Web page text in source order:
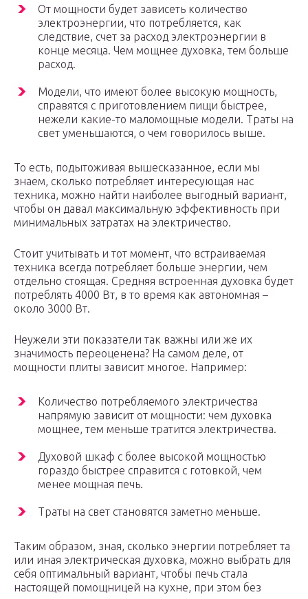
От мощности будет зависеть количество
электроэнергии, что потребляется, как
следствие, счет за расход электроэнергии в
конце месяца. Чем мощнее духовка, тем больше
расход.
Модели, что имеют более высокую мощность,
справятся с приготовлением пищи быстрее,
нежели какие-то маломощные модели. Траты на
свет уменьшаются, о чем говорилось выше.
То есть, подытоживая вышесказанное, если мы
знаем, сколько потребляет интересующая нас
техника, можно найти наиболее выгодный вариант,
чтобы он давал максимальную эффективность при
минимальных затратах на электричество.
Стоит учитывать и тот момент, что встраиваемая
техника всегда потребляет больше энергии, чем
отдельно стоящая. Средняя встроенная духовка будет
потреблять 4000 Вт, в то время как автономная –
около 3000 Вт.
Неужели эти показатели так важны или же их
значимость переоценена? На самом деле, от
мощности плиты зависит многое. Например:
Количество потребляемого электричества
напрямую зависит от мощности: чем духовка
мощнее, тем меньше тратится электричества.
Духовой шкаф с более высокой мощностью
гораздо быстрее справится с готовкой, чем
менее мощная печь.
Траты на свет становятся заметно меньше.
Таким образом, зная, сколько энергии потребляет та
или иная электрическая духовка, можно выбрать для
себя оптимальный вариант, чтобы печь стала
настоящей помощницей на кухне, при этом без